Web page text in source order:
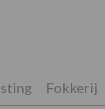
Fokkerij